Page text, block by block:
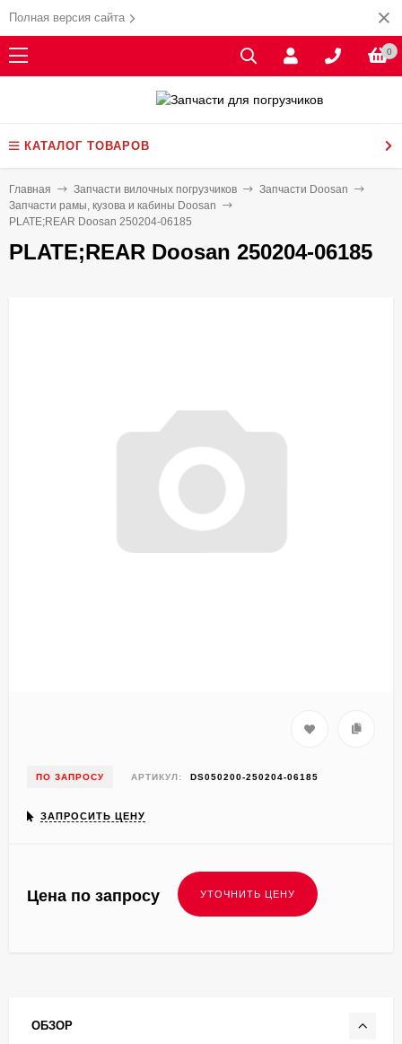
Полная версия сайта
0
КАТАЛОГ ТОВАРОВ
Главная Запчасти вилочных погрузчиков
Запчасти Doosan
Запчасти рамы, кузова и кабины Doosan
PLATE;REAR Doosan 250204-06185
PLATE;REAR Doosan 250204-06185
ПО ЗАПРОСУ АРТИКУЛ: DS050200-250204-06185
ЗАПРОСИТЬ ЦЕНУ
Цена по запросу
ОБЗОР